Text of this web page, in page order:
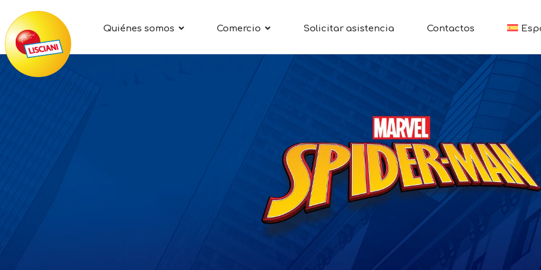
Quiénes somos Comercio Solicitar asistencia Contactos